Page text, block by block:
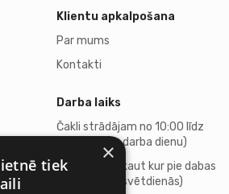
Klientu apkalpošana
Par mums
Kontakti
Darba laiks
Čakli strādājam no 10:00 līdz
18:00 (katru darba dienu)
Atpūšamies kaut kur pie dabas
(sestdienās, svētdienās)
×
tiek